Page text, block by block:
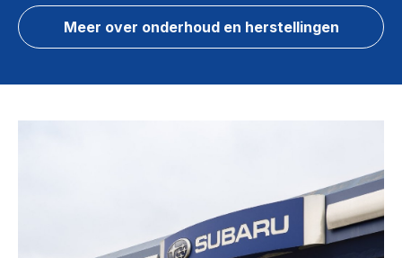
Meer over onderhoud en herstellingen